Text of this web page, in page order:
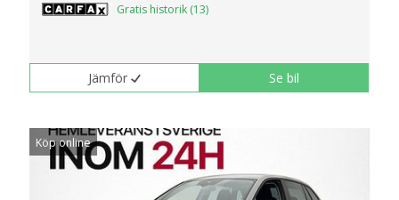
Gratis historik (13)
Jämför Se bil
Köp online